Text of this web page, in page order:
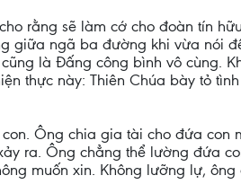
rằng sẽ làm cớ cho đoàn tín
giữa ngã ba đường khi vừa nói
là Đấng công bình vô cùng.
thực này: Thiên Chúa bày tỏ
Ông chia gia tài cho đứa con
ra. Ông chẳng thể lường đứa
muốn xin. Không lưỡng lự,